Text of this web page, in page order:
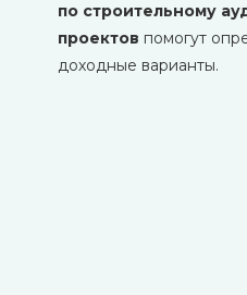
по строительному
проектов помогут
доходные варианты.